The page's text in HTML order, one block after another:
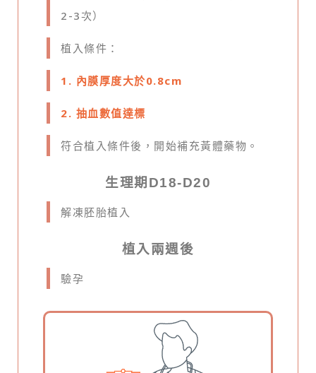
2-3次）
植入條件：
1. 內膜厚度大於0.8cm
2. 抽血數值達標
符合植入條件後，開始補充黃體藥物。
生理期D18-D20
解凍胚胎植入
植入兩週後
驗孕